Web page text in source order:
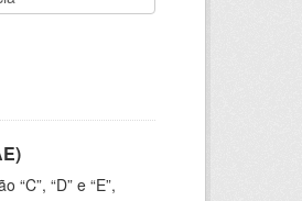
“D” e “E”,